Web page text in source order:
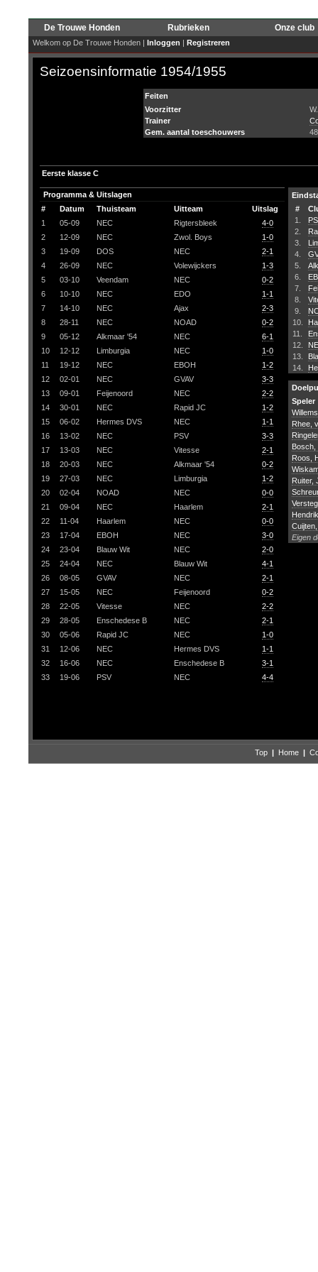
De Trouwe Honden Rubrieken Onze club
Welkom op De Trouwe Honden | Inloggen | Registreren
Seizoensinformatie 1954/1955
Feiten
Voorzitter
Trainer
Gem. aantal toeschouwers
Eerste klasse C
Programma & Uitslagen
#
Datum Thuisteam Uitteam
Uitslag
1
05-09 NEC Rigtersbleek
4-0
2
12-09 NEC Zwol. Boys
1-0
3
19-09 DOS NEC
2-1
4
26-09 NEC Volewijckers
1-3
5
03-10 Veendam NEC
0-2
6
10-10 NEC EDO
1-1
7
14-10 NEC Ajax
2-3
8
28-11 NEC NOAD
0-2
9
05-12 Alkmaar '54 NEC
6-1
10
12-12 Limburgia NEC
1-0
11
19-12 NEC EBOH
1-2
12
02-01 NEC GVAV
3-3
13
09-01 Feijenoord NEC
2-2
14
30-01 NEC Rapid JC
1-2
15
06-02 Hermes DVS NEC
1-1
16
13-02 NEC PSV
3-3
17
13-03 NEC Vitesse
2-1
18
20-03 NEC Alkmaar '54
0-2
19
27-03 NEC Limburgia
1-2
20
02-04 NOAD NEC
0-0
21
09-04 NEC Haarlem
2-1
22
11-04 Haarlem NEC
0-0
23
17-04 EBOH NEC
3-0
24
23-04 Blauw Wit NEC
2-0
25
24-04 NEC Blauw Wit
4-1
26
08-05 GVAV NEC
2-1
27
15-05 NEC Feijenoord
0-2
28
22-05 Vitesse NEC
2-2
29
28-05 Enschedese B NEC
2-1
30
05-06 Rapid JC NEC
1-0
31
12-06 NEC Hermes DVS
1-1
32
16-06 NEC Enschedese B
3-1
33
19-06 PSV NEC 4-4
#
1.
2.
3.
4.
5.
6.
7.
8.
9.
10.
11.
12.
13.
14.
Speler
Rhee,
Bosch,
Roos,
Ruiter,
Eigen
Top | Home |